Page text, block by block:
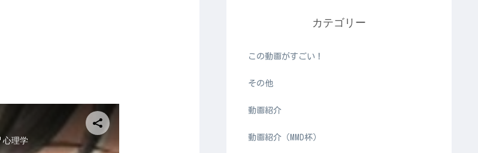
カテゴリー
この動画がすごい！
その他
動画紹介
動画紹介（MMD杯）